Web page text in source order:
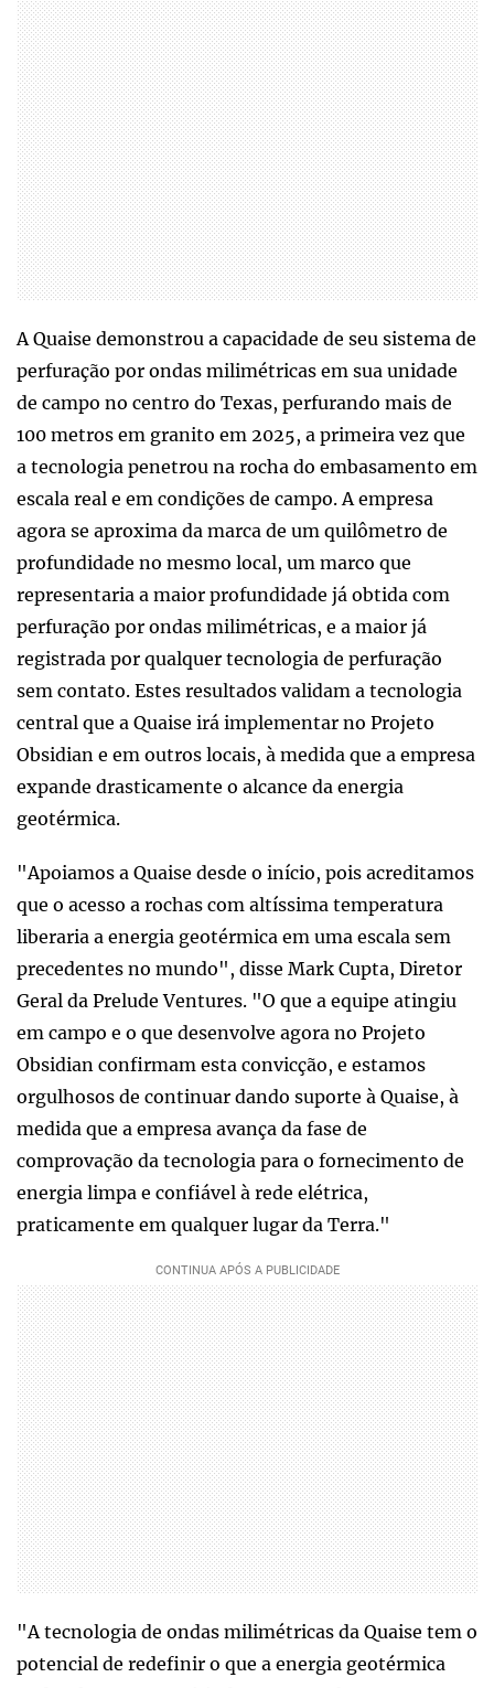
A Quaise demonstrou a capacidade de seu sistema de
perfuração por ondas milimétricas em sua unidade
de campo no centro do Texas, perfurando mais de
100 metros em granito em 2025, a primeira vez que
a tecnologia penetrou na rocha do embasamento em
escala real e em condições de campo. A empresa
agora se aproxima da marca de um quilômetro de
profundidade no mesmo local, um marco que
representaria a maior profundidade já obtida com
perfuração por ondas milimétricas, e a maior já
registrada por qualquer tecnologia de perfuração
sem contato. Estes resultados validam a tecnologia
central que a Quaise irá implementar no Projeto
Obsidian e em outros locais, à medida que a empresa
expande drasticamente o alcance da energia
geotérmica.
"Apoiamos a Quaise desde o início, pois acreditamos
que o acesso a rochas com altíssima temperatura
liberaria a energia geotérmica em uma escala sem
precedentes no mundo", disse Mark Cupta, Diretor
Geral da Prelude Ventures. "O que a equipe atingiu
em campo e o que desenvolve agora no Projeto
Obsidian confirmam esta convicção, e estamos
orgulhosos de continuar dando suporte à Quaise, à
medida que a empresa avança da fase de
comprovação da tecnologia para o fornecimento de
energia limpa e confiável à rede elétrica,
praticamente em qualquer lugar da Terra."
"A tecnologia de ondas milimétricas da Quaise tem o
potencial de redefinir o que a energia geotérmica